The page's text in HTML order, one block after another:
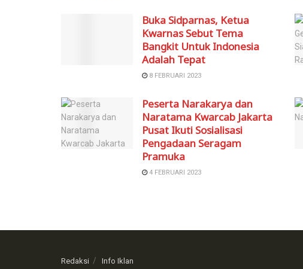
Buka Sidparnas, Ketua
Kwarnas Sebut Tema
Bangkit Untuk Indonesia
Adalah Tepat
8 FEBRUARI 2023
Peserta Narakarya dan
Naratama Kwarcab Jakarta
Pusat Ikuti Sosialisasi
Pengadaan Seragam
Pramuka
4 FEBRUARI 2023
Redaksi Info Iklan